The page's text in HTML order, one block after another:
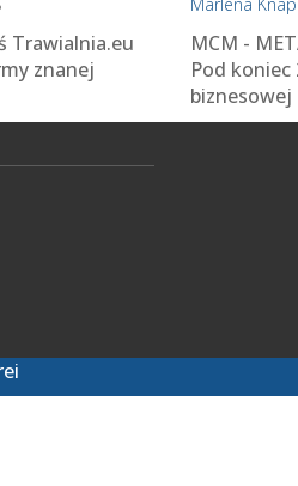
Trawialnia.eu
znanej
MCM -
Pod
biznesowej